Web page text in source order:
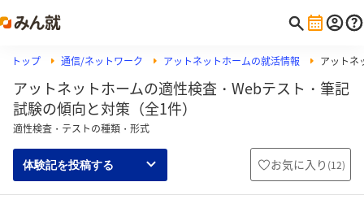
トップ 通信/ネットワーク アットネットホームの就活情報 アットネ
アットネットホームの適性検査・Webテスト・筆記
試験の傾向と対策（全1件）
適性検査・テストの種類・形式
体験記を投稿する お気に入り (12)